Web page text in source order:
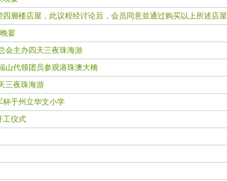
層楼店屋，此议程经讨论后，会员同意並通过购买以上所述店屋
宴
会主办四天三夜珠海游
山代领团员参观港珠澳大橋
三夜珠海游
杯于州立华文小学
工仪式